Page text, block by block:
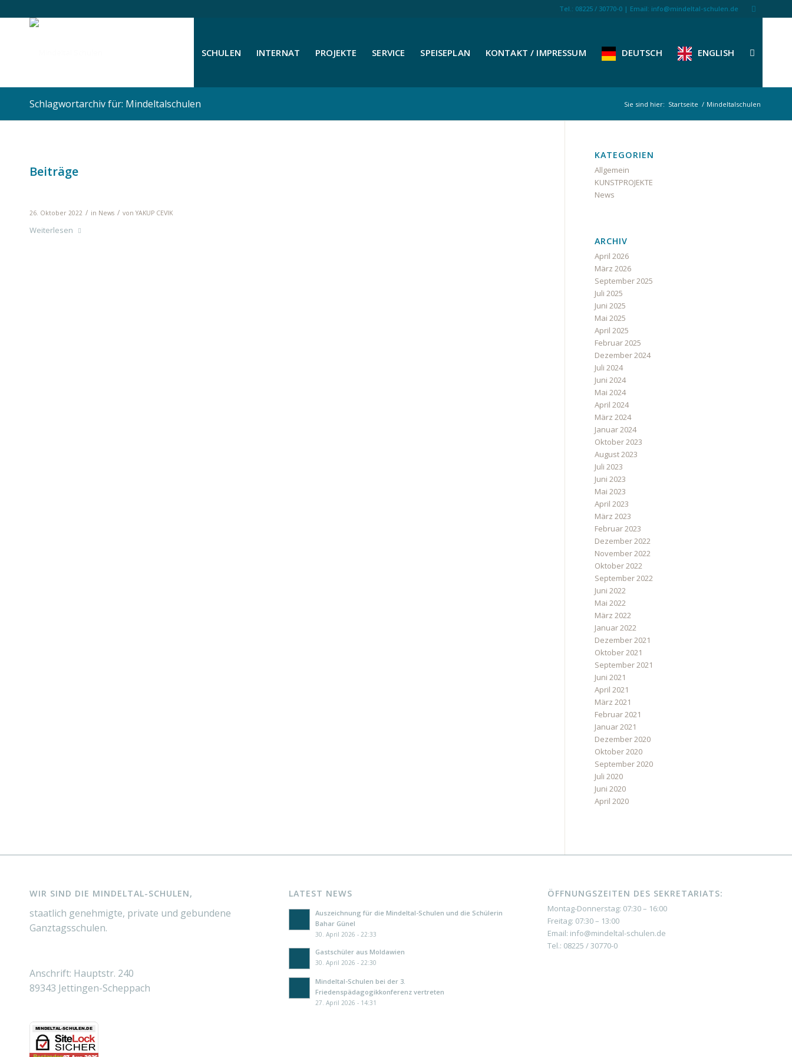
Tel.: 08225 / 30770-0 | Email: info@mindeltal-schulen.de
SCHULEN INTERNAT PROJEKTE SERVICE SPEISEPLAN KONTAKT / IMPRESSUM DEUTSCH ENGLISH
Schlagwortarchiv für: Mindeltalschulen Sie sind hier: Startseite / Mindeltalschulen
Beiträge
26. Oktober 2022 / in News / von YAKUP CEVIK
Weiterlesen
KATEGORIEN
Allgemein
KUNSTPROJEKTE
News
ARCHIV
April 2026
März 2026
September 2025
Juli 2025
Juni 2025
Mai 2025
April 2025
Februar 2025
Dezember 2024
Juli 2024
Juni 2024
Mai 2024
April 2024
März 2024
Januar 2024
Oktober 2023
August 2023
Juli 2023
Juni 2023
Mai 2023
April 2023
März 2023
Februar 2023
Dezember 2022
November 2022
Oktober 2022
September 2022
Juni 2022
Mai 2022
März 2022
Januar 2022
Dezember 2021
Oktober 2021
September 2021
Juni 2021
April 2021
März 2021
Februar 2021
Januar 2021
Dezember 2020
Oktober 2020
September 2020
Juli 2020
Juni 2020
April 2020
WIR SIND DIE MINDELTAL-SCHULEN,
staatlich genehmigte, private und gebundene
Ganztagsschulen.
Anschrift: Hauptstr. 240
89343 Jettingen-Scheppach
LATEST NEWS
Auszeichnung für die Mindeltal-Schulen und die Schülerin
Bahar Günel
30. April 2026 - 22:33
Gastschüler aus Moldawien
30. April 2026 - 22:30
Mindeltal-Schulen bei der 3.
Friedenspädagogikkonferenz vertreten
27. April 2026 - 14:31
ÖFFNUNGSZEITEN DES SEKRETARIATS:
Montag-Donnerstag: 07:30 – 16:00
Freitag: 07:30 – 13:00
Email: info@mindeltal-schulen.de
Tel.: 08225 / 30770-0